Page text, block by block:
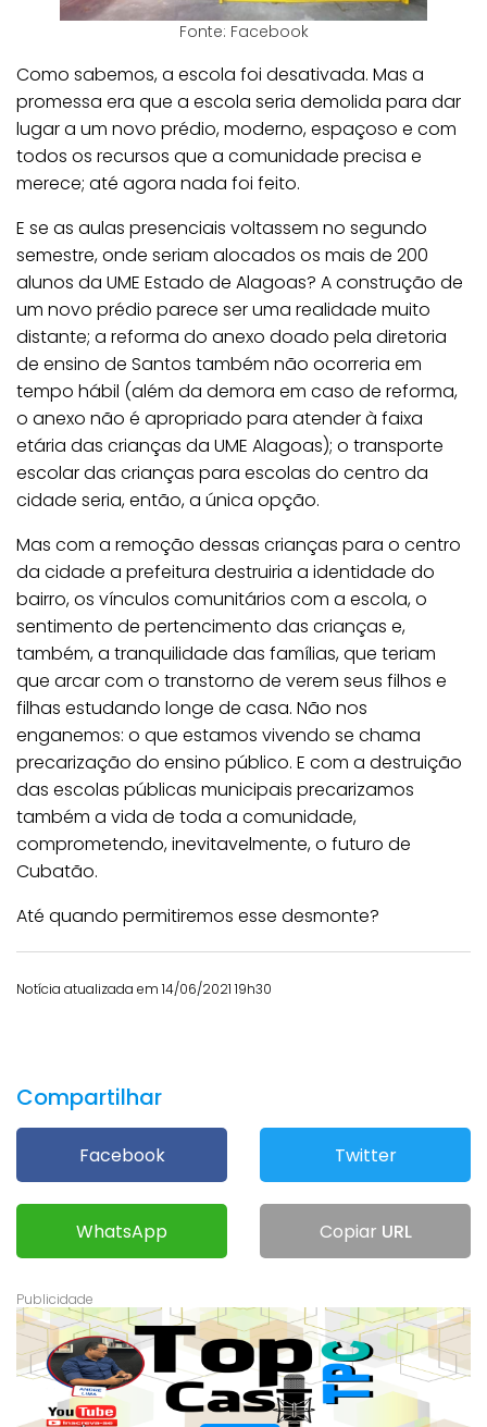
Fonte: Facebook
Como sabemos, a escola foi desativada. Mas a
promessa era que a escola seria demolida para dar
lugar a um novo prédio, moderno, espaçoso e com
todos os recursos que a comunidade precisa e
merece; até agora nada foi feito.
E se as aulas presenciais voltassem no segundo
semestre, onde seriam alocados os mais de 200
alunos da UME Estado de Alagoas? A construção de
um novo prédio parece ser uma realidade muito
distante; a reforma do anexo doado pela diretoria
de ensino de Santos também não ocorreria em
tempo hábil (além da demora em caso de reforma,
o anexo não é apropriado para atender à faixa
etária das crianças da UME Alagoas); o transporte
escolar das crianças para escolas do centro da
cidade seria, então, a única opção.
Mas com a remoção dessas crianças para o centro
da cidade a prefeitura destruiria a identidade do
bairro, os vínculos comunitários com a escola, o
sentimento de pertencimento das crianças e,
também, a tranquilidade das famílias, que teriam
que arcar com o transtorno de verem seus filhos e
filhas estudando longe de casa. Não nos
enganemos: o que estamos vivendo se chama
precarização do ensino público. E com a destruição
das escolas públicas municipais precarizamos
também a vida de toda a comunidade,
comprometendo, inevitavelmente, o futuro de
Cubatão.
Até quando permitiremos esse desmonte?
Notícia atualizada em 14/06/2021 19h30
Compartilhar
Facebook Twitter
WhatsApp Copiar URL